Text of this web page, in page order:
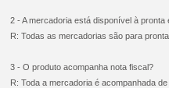
2 - A mercadoria está disponível à pronta
R: Todas as mercadorias são para pronta
3 - O produto acompanha nota fiscal?
R: Toda a mercadoria é acompanhada